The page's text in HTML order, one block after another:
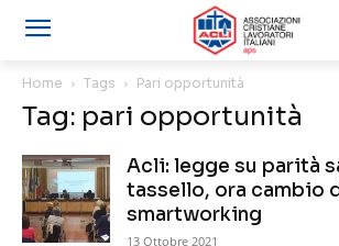
Home Tags Pari opportunità
Tag: pari opportunità
Acli: legge su parità
tassello, ora cambio
smartworking
13 Ottobre 2021